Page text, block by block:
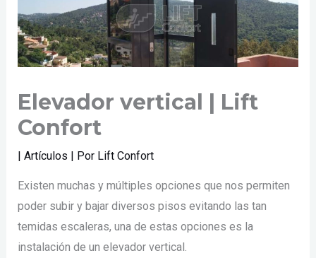
Elevador vertical | Lift
Confort
Artículos | Por Lift Confort
Existen muchas y múltiples opciones que nos permiten
poder subir y bajar diversos pisos evitando las tan
temidas escaleras, una de estas opciones es la
instalación de un elevador vertical.